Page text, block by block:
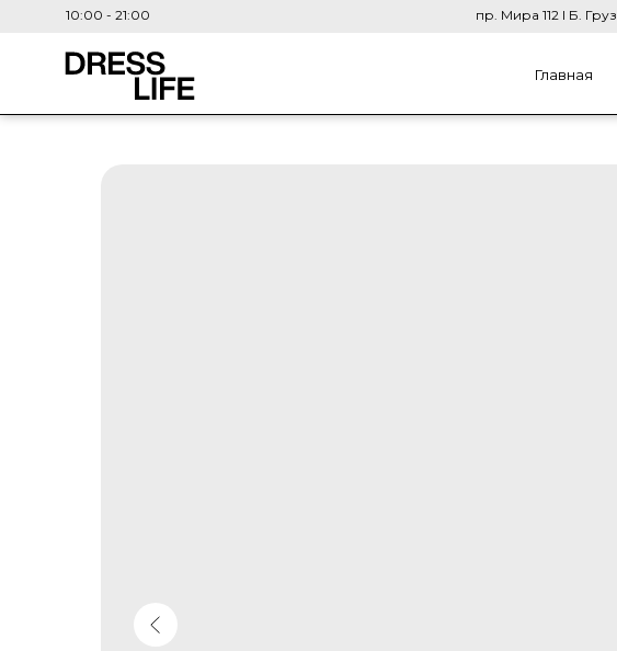
Главная
10:00 - 21:00 пр. Мира 112 I Б.